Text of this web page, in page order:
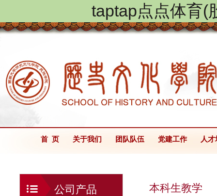
taptap点点体育(
首 页 关于我们 团队队伍 党建工作 人
公司产品 本科生教学